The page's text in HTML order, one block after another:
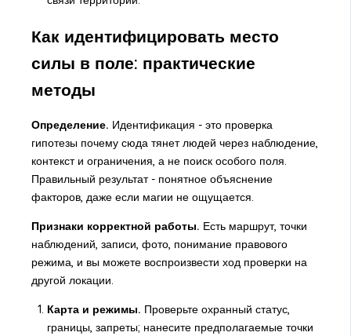
Как идентифицировать место
силы в поле: практические
методы
Определение. Идентификация - это проверка
гипотезы почему сюда тянет людей через наблюдение,
контекст и ограничения, а не поиск особого поля.
Правильный результат - понятное объяснение
факторов, даже если магии не ощущается.
Признаки корректной работы. Есть маршрут, точки
наблюдений, записи, фото, понимание правового
режима, и вы можете воспроизвести ход проверки на
другой локации.
Карта и режимы. Проверьте охранный статус,
границы, запреты; нанесите предполагаемые точки